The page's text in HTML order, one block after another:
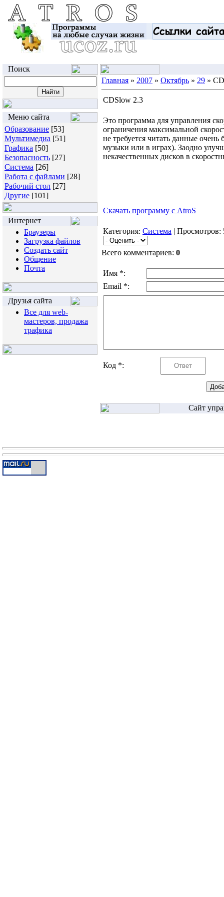
Поиск
Меню сайта
Образование [53]
Мультимедиа [51]
Графика [50]
Безопасность [27]
Система [26]
Работа с файлами [28]
Рабочий стол [27]
Другие [101]
Интернет
Браузеры
Загрузка файлов
Создать сайт
Общение
Почта
Друзья сайта
Все для web-
мастеров, продажа
трафика
Главная » 2007 » Октябрь » 29 »
CDSlow 2.3
Это программа для управления
ограничения максимальной
не требуется читать данные
музыки или в играх). Заодно
некачественных дисков в
Скачать программу с AtroS
Категория: Система |
Всего комментариев: 0
Имя *:
Email *:
Код *:
Сайт